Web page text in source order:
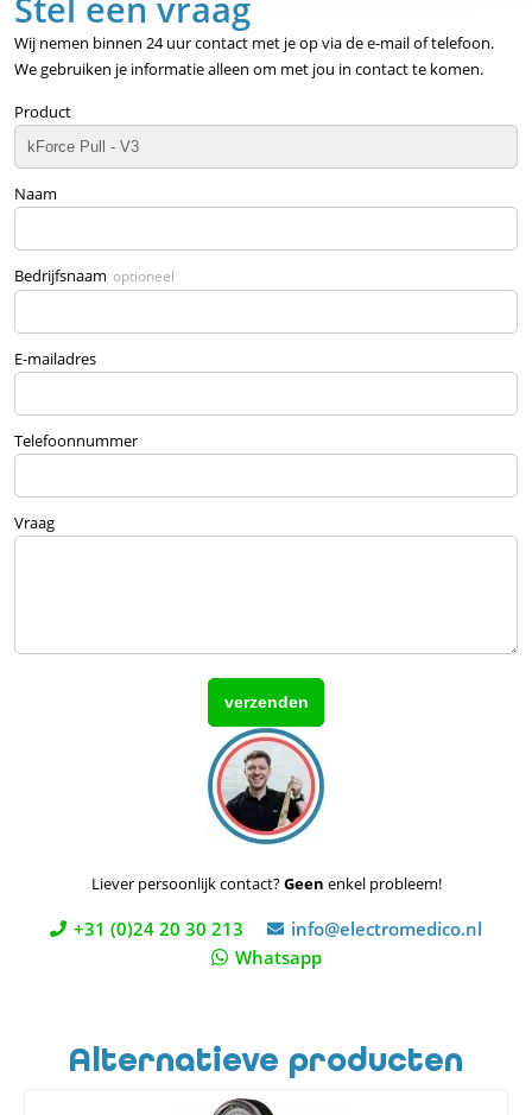
Stel een vraag
Wij nemen binnen 24 uur contact met je op via de e-mail of telefoon.
We gebruiken je informatie alleen om met jou in contact te komen.
Product
Naam
Bedrijfsnaam optioneel
E-mailadres
Telefoonnummer
Vraag
Liever persoonlijk contact?Geen enkel probleem!
+31 (0)24 20 30 213
info@electromedico.nl
Whatsapp
Alternatieve producten